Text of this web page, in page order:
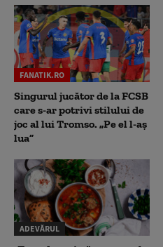
FANATIK.RO
Singurul jucător de la FCSB
care s-ar potrivi stilului de
joc al lui Tromso. „Pe el l-aș
lua”
ADEVĂRUL